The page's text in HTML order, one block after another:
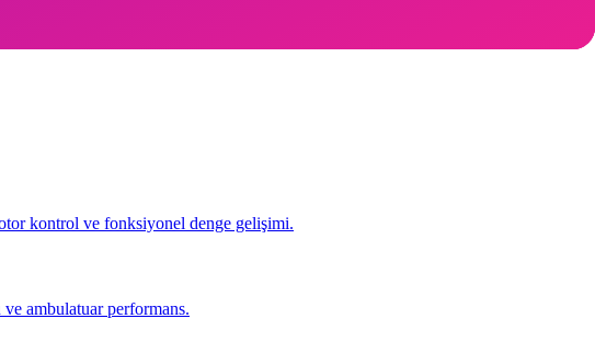
kontrol ve fonksiyonel denge gelişimi.
ve ambulatuar performans.